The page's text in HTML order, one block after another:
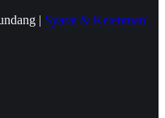
| Syarat & Ketentuan